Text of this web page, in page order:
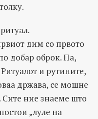
дим со првото
добар оброк. Па,
и рутините,
држава, се мошне
Сите ние знаеме што
„луле на